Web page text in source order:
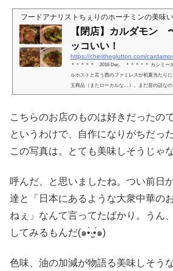
フードアナリストちぇりのホーチミンの美味
【閉店】カルダモン
ッコいい！
https://cheritheglutton.com/
＊＊＊＊＊ 2016 Dec. ＊＊＊＊＊ カシミー
ルホストと言う西のファミレスが初夏当たり
玉商品（またローカルな…）。まだ昔の話な
がナチュラルに街に存在する時代でもなく、
だったので、ワタクシすっかりこれ、カシミ
こちらのお店のものは好きだったの
というわけで、自作になりがちだっ
この写真は。とても美味しそうじゃ
呼んだ、と思いましたね。つい前日
達と「日本にあるような大衆中華の
ねぇ」なんて言ってたばかり。うん
してみるもんだ(๑•̀‧̫•́๑)
色味、油の加減が物語る美味しそう